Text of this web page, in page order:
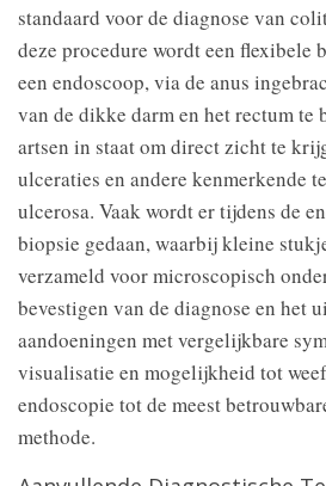
standaard voor de diagnose van
deze procedure wordt een flexibele
een endoscoop, via de anus
van de dikke darm en het rectum
artsen in staat om direct zicht te
ulceraties en andere kenmerkende
ulcerosa. Vaak wordt er tijdens de
biopsie gedaan, waarbij kleine
verzameld voor microscopisch
bevestigen van de diagnose en het
aandoeningen met vergelijkbare
visualisatie en mogelijkheid tot
endoscopie tot de meest
methode.